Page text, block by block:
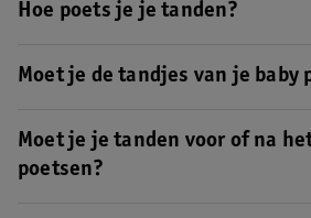
Hoe poets je je tanden?
B’s: de boven-, binnen- en buitenkant
Moet je de tandjes van je baby
hier hoe je tanden poetst bij je baby.
Moet je je tanden voor of na
poetsen?